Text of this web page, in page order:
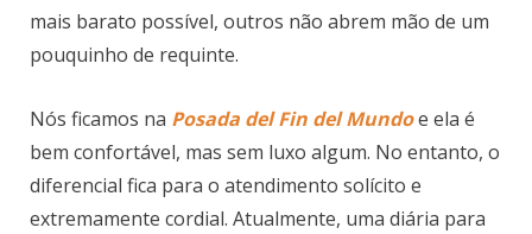
mais barato possível, outros não abrem mão de um
pouquinho de requinte.
Nós ficamos na Posada del Fin del Mundoe ela é
bem confortável, mas sem luxo algum. No entanto, o
diferencial fica para o atendimento solícito e
extremamente cordial. Atualmente, uma diária para